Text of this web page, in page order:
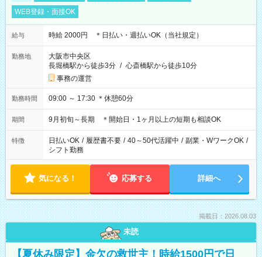
WEB登録・面接OK
給与 時給 2000円 ＊日払い・週払いOK（当社規定）
勤務地
大阪市中央区
長堀橋駅から徒歩3分 / 心斎橋駅から徒歩10分
事務の運営
勤務時間 09:00 ～ 17:30 ＊休憩60分
期間 9月初旬～長期 ＊開始日・1ヶ月以上の短期も相談OK
特徴 日払いOK / 履歴書不要 / 40～50代活躍中 / 副業・WワークOK /
シフト勤務
気になる！ 応募する 詳細へ
掲載日：2026.08.03
未読
【夏休み限定】金欠の救世主！時給1500円で日